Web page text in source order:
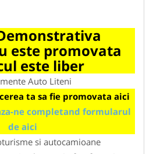
este promovata
este liber
Auto Liteni
ta sa fie promovata aici
ne completand formularul
de aici
si autocamioane